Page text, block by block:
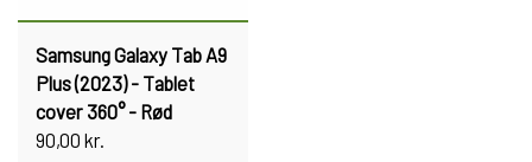
Samsung Galaxy Tab A9
Plus (2023) - Tablet
cover 360° - Rød
90,00 kr.